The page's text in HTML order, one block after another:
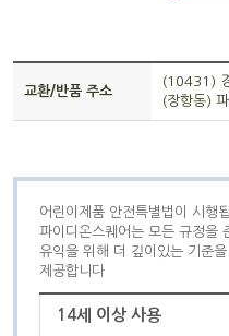
교환/반품 주소
(10431)
(장항동)
어린이제품 안전특별법이 시행
파이디온스퀘어는 모든 규정을
유익을 위해 더 깊이있는 기준
제공합니다
14세 이상 사용